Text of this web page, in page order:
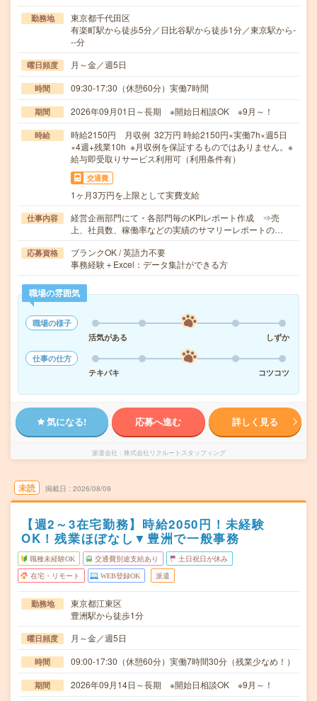
勤務地
東京都千代田区
有楽町駅から徒歩5分／日比谷駅から徒歩1分／東京駅から-
--分
曜日頻度 月～金／週5日
時間 09:30-17:30（休憩60分）実働7時間
期間 2026年09月01日～長期 ※開始日相談OK ※9月～！
時給
時給2150円 月収例 32万円 時給2150円×実働7h×週5日
×4週+残業10h ※月収例を保証するものではありません。※
給与即受取りサービス利用可（利用条件有）
交通費
1ヶ月3万円を上限として実費支給
仕事内容
経営企画部門にて・各部門毎のKPIレポート作成 ⇒売
上、社員数、稼働率などの実績のサマリーレポートの…
応募資格
ブランクOK / 英語力不要
事務経験＋Excel：データ集計ができる方
職場の雰囲気
職場の様子
活気がある
しずか
仕事の仕方
テキパキ
コツコツ
気になる! 応募へ進む 詳しく見る
派遣会社 株式会社リクルートスタッフィング
未読 掲載日 2026/08/09
【週2～3在宅勤務】時給2050円！未経験
OK！残業ほぼなし▼豊洲で一般事務
職種未経験OK 交通費別途支給あり 土日祝日が休み
在宅・リモート WEB登録OK 派遣
勤務地
東京都江東区
豊洲駅から徒歩1分
曜日頻度 月～金／週5日
時間 09:00-17:30（休憩60分）実働7時間30分（残業少なめ！）
期間 2026年09月14日～長期 ※開始日相談OK ※9月～！